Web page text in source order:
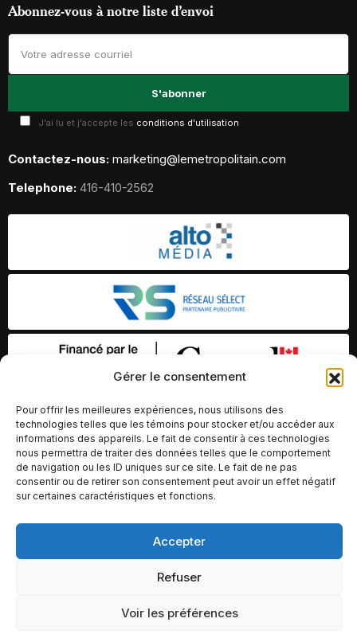
Gérer le consentement
Pour offrir les meilleures expériences, nous utilisons des
technologies telles que les témoins pour stocker et/ou accéder aux
informations des appareils. Le fait de consentir à ces technologies
nous permettra de traiter des données telles que le comportement
de navigation ou les ID uniques sur ce site. Le fait de ne pas
consentir ou de retirer son consentement peut avoir un effet négatif
sur certaines caractéristiques et fonctions.
Accepter
Refuser
Voir les préférences
Abonnez-vous à notre liste d’envoi
J'ai lu et j'accepte les conditions d'utilisation
Contactez-nous: marketing@lemetropolitain.com
Telephone: 416-410-2562
© Copyright 2026 – Altomédia Inc |
Ce site internet a été conçu et développé par Chameleon Ideas